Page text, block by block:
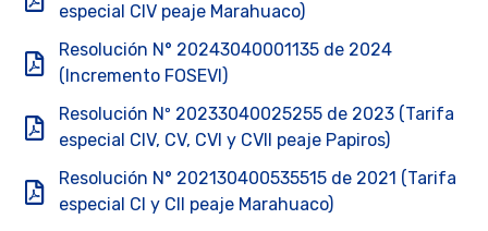
especial CIV peaje Marahuaco)
Resolución N° 20243040001135 de 2024
(Incremento FOSEVI)
Resolución Nº 20233040025255 de 2023 (Tarifa
especial CIV, CV, CVI y CVII peaje Papiros)
Resolución N° 202130400535515 de 2021 (Tarifa
especial CI y CII peaje Marahuaco)